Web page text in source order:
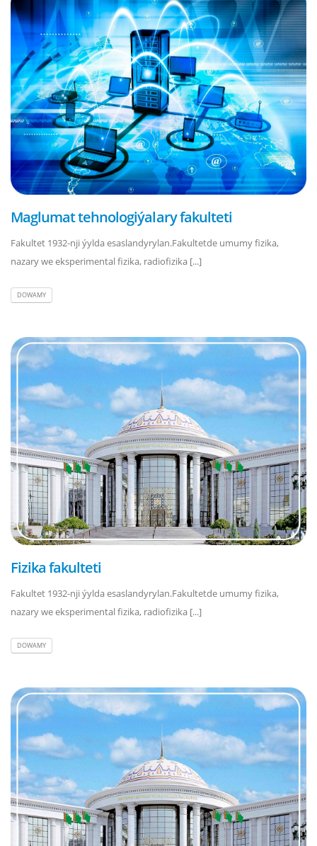
Maglumat tehnologiýalary fakulteti
Fakultet 1932-nji ýylda esaslandyrylan.Fakultetde umumy fizika,
nazary we eksperimental fizika, radiofizika [...]
DOWAMY
Fizika fakulteti
Fakultet 1932-nji ýylda esaslandyrylan.Fakultetde umumy fizika,
nazary we eksperimental fizika, radiofizika [...]
DOWAMY